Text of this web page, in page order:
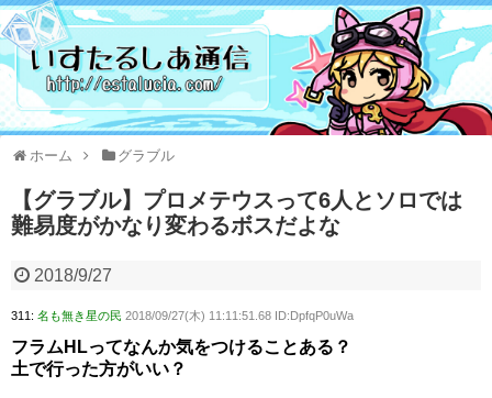
ホーム グラブル
【グラブル】プロメテウスって6人とソロでは
難易度がかなり変わるボスだよな
2018/9/27
311: 名も無き星の民 2018/09/27(木) 11:11:51.68 ID:DpfqP0uWa
フラムHLってなんか気をつけることある？
土で行った方がいい？